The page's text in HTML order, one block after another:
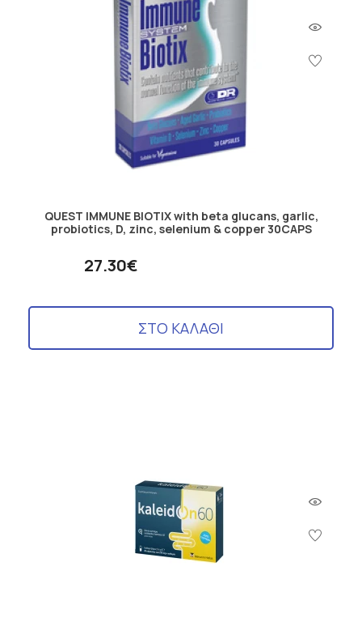
QUEST IMMUNE BIOTIX with beta glucans, garlic,
probiotics, D, zinc, selenium & copper 30CAPS
27.30€
ΣΤΟ ΚΑΛΑΘΙ